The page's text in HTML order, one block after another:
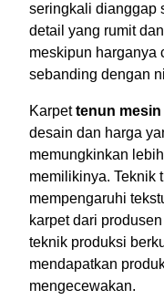
seringkali dianggap
detail yang rumit
meskipun harganya
sebanding dengan
Karpettenun mesin
desain dan harga
memungkinkan
memilikinya. Teknik
mempengaruhi
karpet dari
teknik produksi
mendapatkan
mengecewakan.